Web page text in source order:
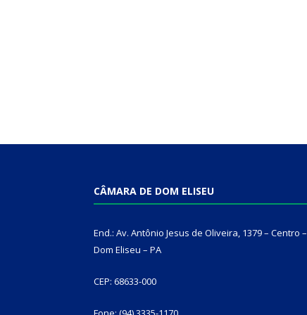
CÂMARA DE DOM ELISEU
End.: Av. Antônio Jesus de Oliveira, 1379 – Centro –
Dom Eliseu – PA
CEP: 68633-000